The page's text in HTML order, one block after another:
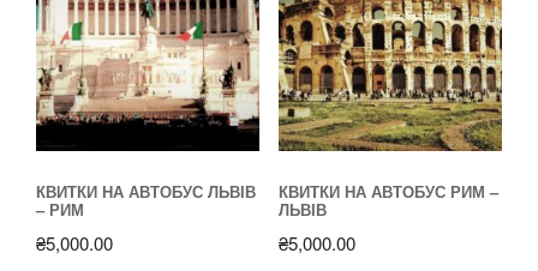
КВИТКИ НА АВТОБУС ЛЬВІВ
– РИМ
₴5,000.00
КВИТКИ НА АВТОБУС РИМ –
ЛЬВІВ
₴5,000.00